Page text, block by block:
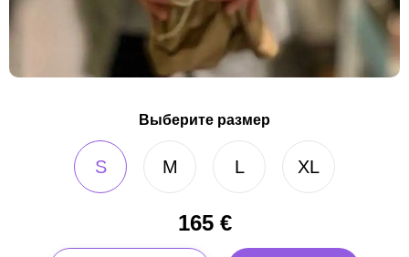
Выберите размер
S M L XL
165€